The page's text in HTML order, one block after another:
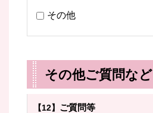
その他
その他ご質問など
【12】 ご質問等